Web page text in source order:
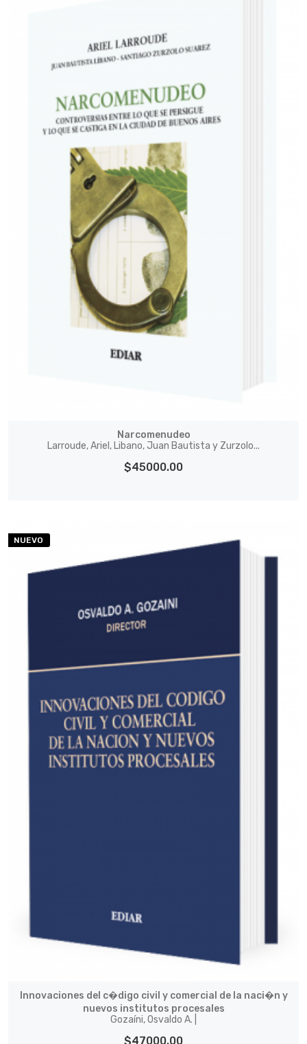
Narcomenudeo
Larroude, Ariel, Libano, Juan Bautista y Zurzolo...
$45000.00
NUEVO
Innovaciones del c�digo civil y comercial de la naci�n y
nuevos institutos procesales
Gozaíni, Osvaldo A. |
$47000.00